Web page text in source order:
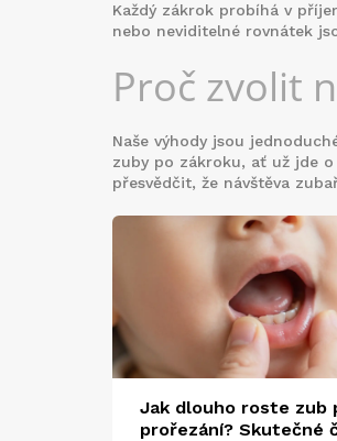
Každý zákrok probíhá v
nebo neviditelné rovnátek
Proč zvolit
Naše výhody jsou
zuby po zákroku, ať už jde
přesvědčit, že návštěva
Jak dlouho roste zub
prořezání? Skutečné